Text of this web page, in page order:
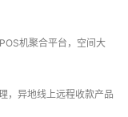
机聚合平台，空间大
，异地线上远程收款产品